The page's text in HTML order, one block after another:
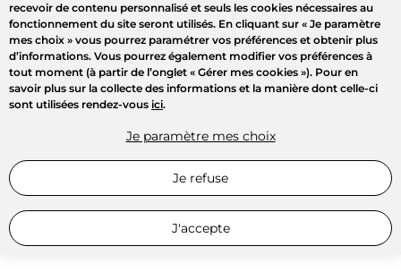
recevoir de contenu personnalisé et seuls les cookies nécessaires au
fonctionnement du site seront utilisés. En cliquant sur « Je paramètre
mes choix » vous pourrez paramétrer vos préférences et obtenir plus
d’informations. Vous pourrez également modifier vos préférences à
tout moment (à partir de l’onglet « Gérer mes cookies »). Pour en
savoir plus sur la collecte des informations et la manière dont celle-ci
sont utilisées rendez-vous ici.
Je paramètre mes choix
Je refuse
J'accepte